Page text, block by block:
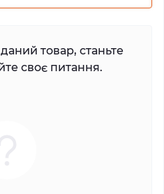
товар, станьте
своє питання.